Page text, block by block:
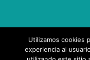
Utilizamos cookies
experiencia al